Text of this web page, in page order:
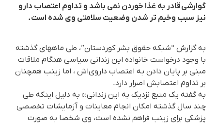
گوارشی قادر به غذا خوردن نمی باشد و تداوم اعتصاب دارو
نیز سبب وخیم تر شدن وضعیت سلامتی وی شده است.
بە گزارش “شبکە حقوق بشر کوردستان”، طی ماههای گذشته
با وجود درخواست خانواده این زندانی سیاسی هنگام ملاقات
مبنی بر پایان دادن به اعتصاب داروی‌اش ، اما زینب همچنان
بر تداوم اعتصابش اصرار دارد.
به گفته یک منبع نزدیک به این زندانی:« به دلیل اینکه طی
چند سال گذشته امکان انجام معاینات و آزمایشات تخصصی
پزشکی برای زینب فراهم نشده است، وی شخصا به صورت